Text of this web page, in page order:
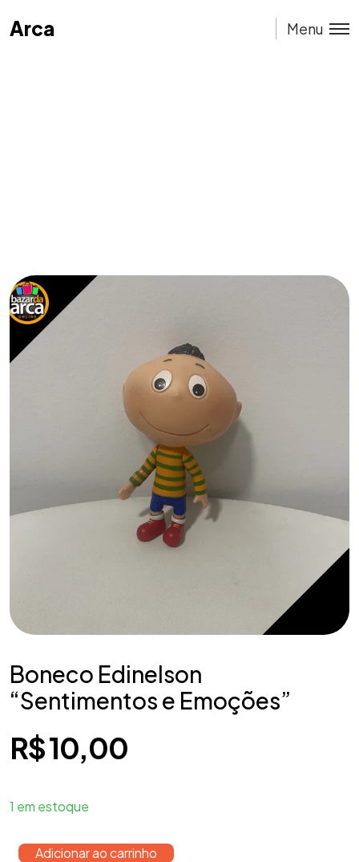
Arca
Arca Menu
Boneco Edinelson
“Sentimentos e Emoções”
R$10,00
1 em estoque
Adicionar ao carrinho